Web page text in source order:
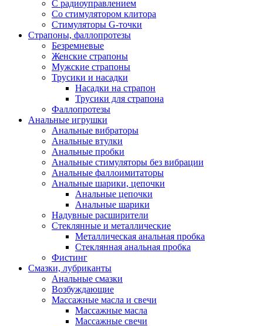
С радиоуправлением
Со стимулятором клитора
Стимуляторы G-точки
Страпоны, фаллопротезы
Безремневые
Женские страпоны
Мужские страпоны
Трусики и насадки
Насадки на страпон
Трусики для страпона
Фаллопротезы
Анальные игрушки
Анальные вибраторы
Анальные втулки
Анальные пробки
Анальные стимуляторы без вибрации
Анальные фаллоимитаторы
Анальные шарики, цепочки
Анальные цепочки
Анальные шарики
Надувные расширители
Стеклянные и металлические
Металлическая анальная пробка
Стеклянная анальная пробка
Фистинг
Смазки, лубриканты
Анальные смазки
Возбуждающие
Массажные масла и свечи
Массажные масла
Массажные свечи